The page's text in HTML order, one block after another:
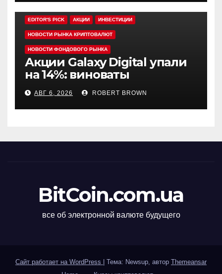
EDITOR'S PICK АКЦИИ ИНВЕСТИЦИИ
НОВОСТИ РЫНКА КРИПТОВАЛЮТ
НОВОСТИ ФОНДОВОГО РЫНКА
Акции Galaxy Digital упали
на 14%: виноваты
криптовалюты
АВГ 6, 2026 ROBERT BROWN
BitCoin.com.ua
все об электронной валюте будущего
Сайт работает на WordPress Тема: Newsup, автор Themeansar